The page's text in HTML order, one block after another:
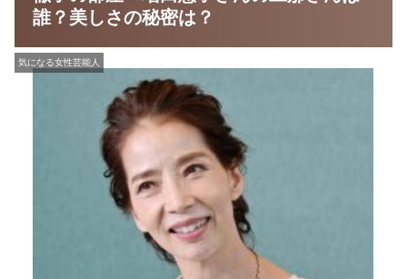
誰？美しさの秘密は？
気になる女性芸能人